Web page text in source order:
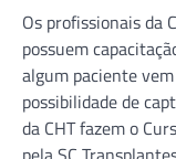
Os profissionais da
possuem
algum paciente
possibilidade de
da CHT fazem o